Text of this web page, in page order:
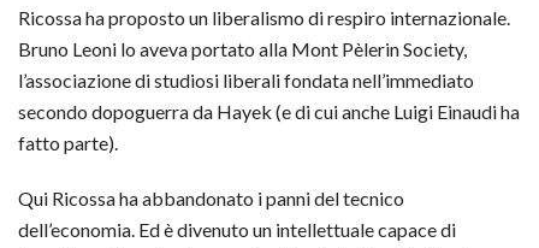
Ricossa ha proposto un liberalismo di respiro internazionale.
Bruno Leoni lo aveva portato alla Mont Pèlerin Society,
l’associazione di studiosi liberali fondata nell’immediato
secondo dopoguerra da Hayek (e di cui anche Luigi Einaudi ha
fatto parte).
Qui Ricossa ha abbandonato i panni del tecnico
dell’economia. Ed è divenuto un intellettuale capace di